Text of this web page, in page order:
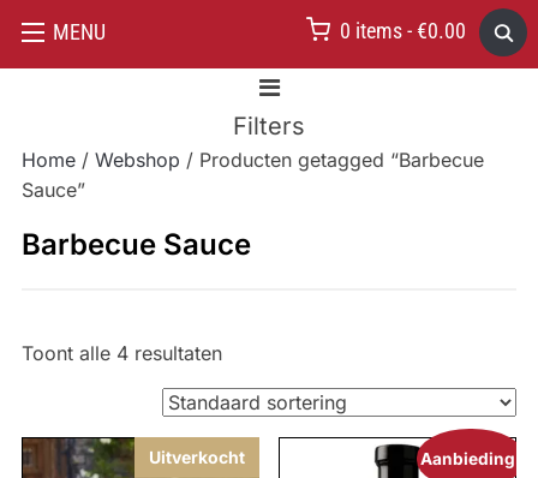
MENU 0 items - €0.00
Filters
Home/ Webshop / Producten getagged “Barbecue
Sauce”
Barbecue Sauce
Toont alle 4 resultaten
Uitverkocht Aanbieding!